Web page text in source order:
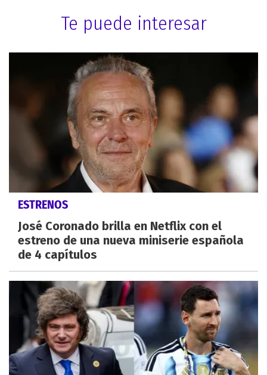
Te puede interesar
ESTRENOS
José Coronado brilla en Netflix con el
estreno de una nueva miniserie española
de 4 capítulos